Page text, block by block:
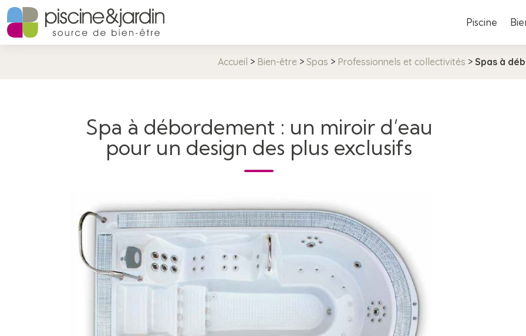
Piscine
Accueil > Bien-être > Spas > Professionnels et collectivités > Spas à
Spa à débordement : un miroir d’eau
pour un design des plus exclusifs